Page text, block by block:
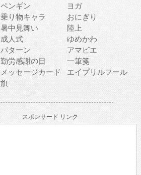
ペンギン
ヨガ
乗り物キャラ
おにぎり
暑中見舞い
陸上
成人式
ゆめかわ
パターン
アマビエ
勤労感謝の日
一筆箋
メッセージカード
エイプリルフール
旗
スポンサード リンク